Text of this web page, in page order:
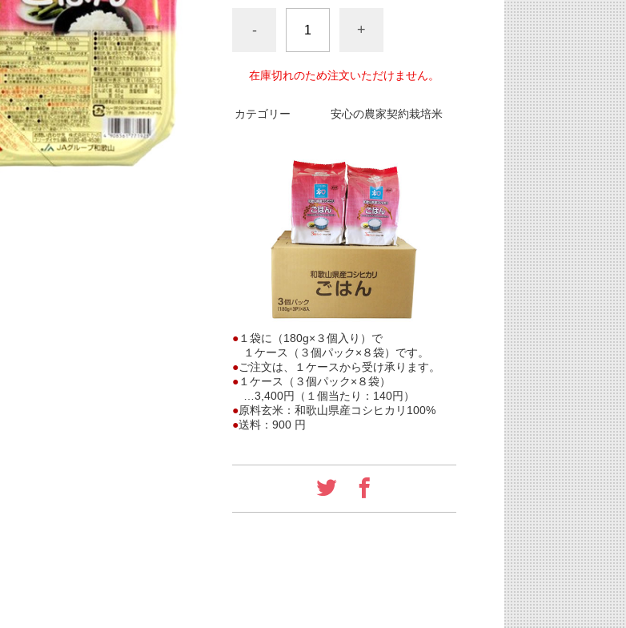
- +
在庫切れのため注文いただけません。
カテゴリー 安心の農家契約栽培米
●１袋に（180g×３個入り）で
１ケース（３個パック×８袋）です。
●ご注文は、１ケースから受け承ります。
●１ケース（３個パック×８袋）
…3,400円（１個当たり：140円）
●原料玄米：和歌山県産コシヒカリ100%
●送料：900 円